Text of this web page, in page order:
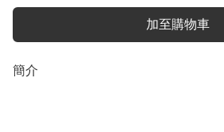
加至購物車
簡介